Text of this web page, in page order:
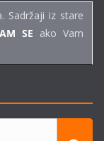
Sadržaji iz stare
SE ako Vam